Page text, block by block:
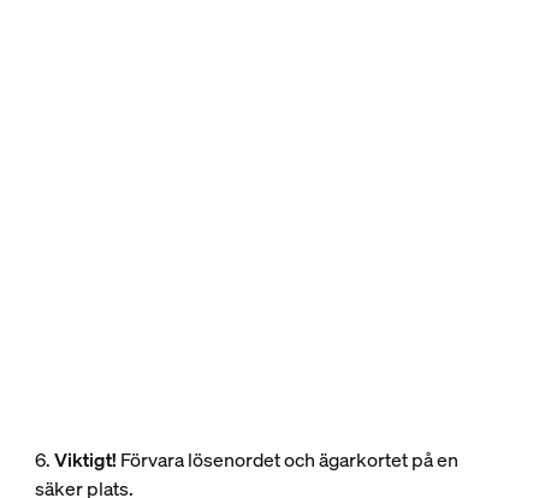
6.Viktigt! Förvara lösenordet och ägarkortet på en
säker plats.